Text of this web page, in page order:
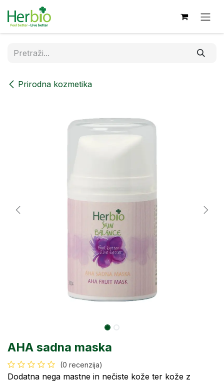
Skip to Content
Prirodna kozmetika
AHA sadna maska
(0 recenzija)
Dodatna nega mastne in nečiste kože ter kože z